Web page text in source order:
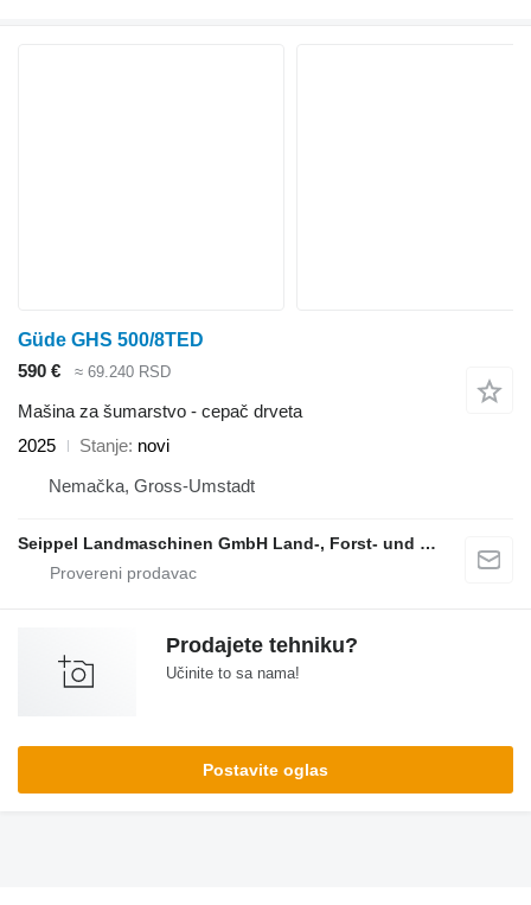
Güde GHS 500/8TED
590 €
≈ 69.240 RSD
Mašina za šumarstvo - cepač drveta
2025
Stanje novi
Nemačka, Gross-Umstadt
Seippel Landmaschinen GmbH Land-, Forst- und Gartentechnik
Prodajete tehniku?
Učinite to sa nama!
Postavite oglas